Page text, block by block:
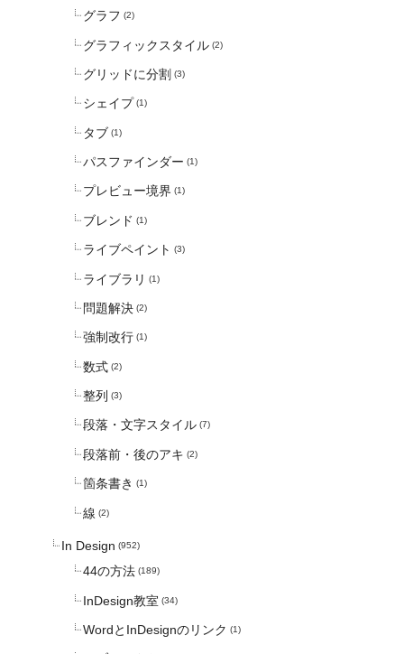
グラフ (2)
グラフィックスタイル (2)
グリッドに分割 (3)
シェイプ (1)
タブ (1)
パスファインダー (1)
プレビュー境界 (1)
ブレンド (1)
ライブペイント (3)
ライブラリ (1)
問題解決 (2)
強制改行 (1)
数式 (2)
整列 (3)
段落・文字スタイル (7)
段落前・後のアキ (2)
箇条書き (1)
線 (2)
In Design (952)
44の方法 (189)
InDesign教室 (34)
WordとInDesignのリンク (1)